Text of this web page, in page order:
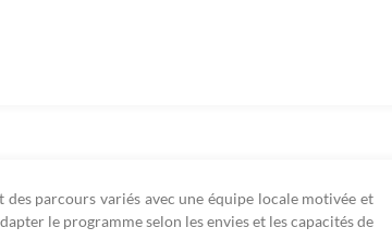
des parcours variés avec une équipe locale motivée et
le programme selon les envies et les capacités de